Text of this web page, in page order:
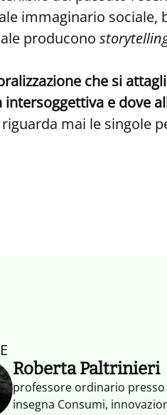
immaginario sociale,
producono
che si
e dove
mai le singole
Roberta Paltrinieri
professore ordinario presso
insegna Consumi,